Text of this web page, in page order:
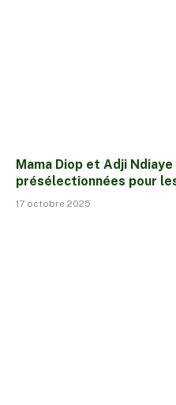
Mama Diop et Adji
présélectionnées pour
17 octobre 2025